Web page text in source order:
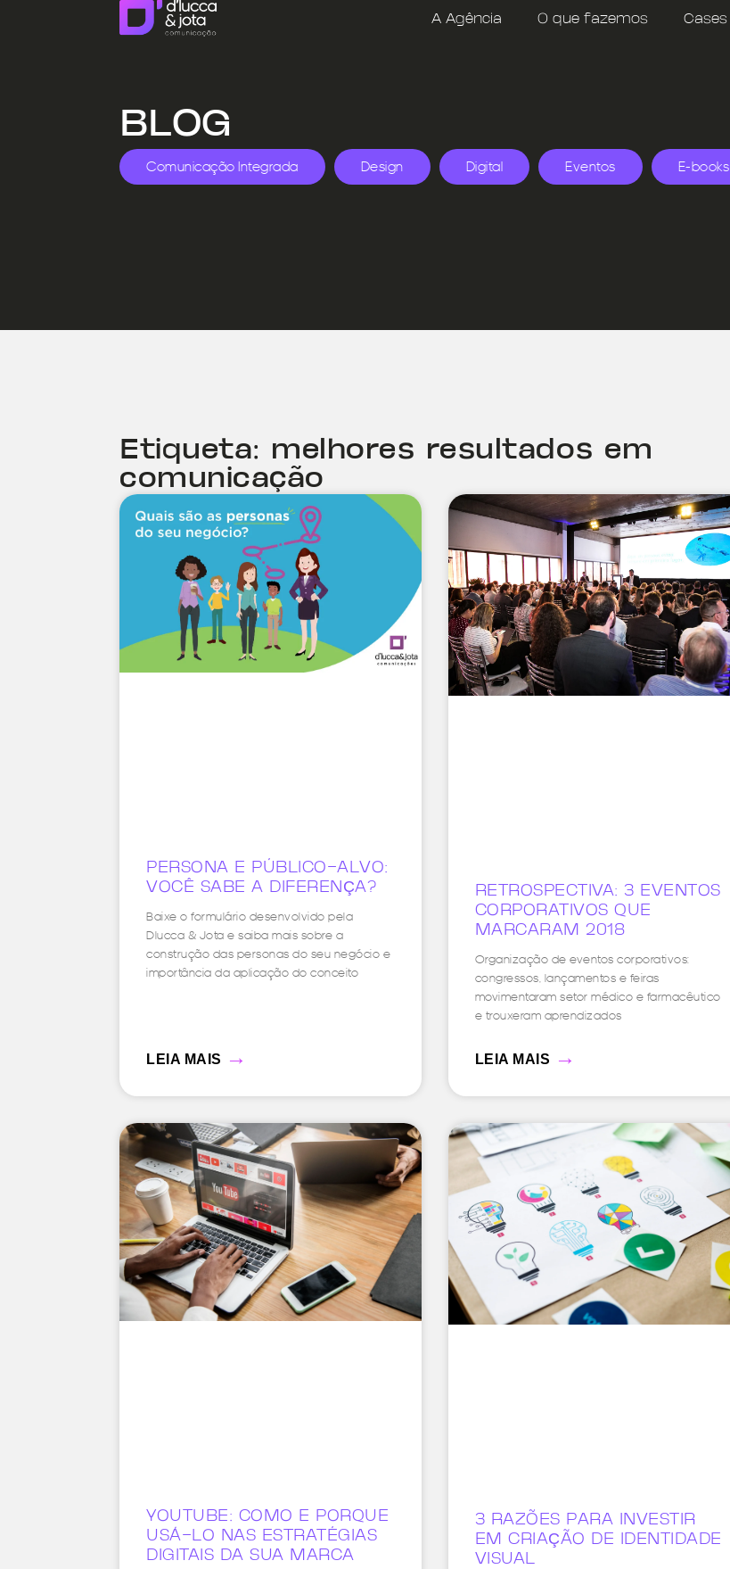
A Agência O que fazemos Cases
BLOG
Comunicação Integrada Design Digital Eventos E-books
Etiqueta: melhores resultados em
comunicação
PERSONA E PÚBLICO-ALVO:
VOCÊ SABE A DIFERENÇA?
Baixe o formulário desenvolvido pela
Dlucca & Jota e saiba mais sobre a
construção das personas do seu negócio e
importância da aplicação do conceito
LEIA MAIS →
RETROSPECTIVA: 3 EVENTOS
CORPORATIVOS QUE
MARCARAM 2018
Organização de eventos corporativos:
congressos, lançamentos e feiras
movimentaram setor médico e farmacêutico
e trouxeram aprendizados
LEIA MAIS →
YOUTUBE: COMO E PORQUE
USÁ-LO NAS ESTRATÉGIAS
DIGITAIS DA SUA MARCA
3 RAZÕES PARA INVESTIR
EM CRIAÇÃO DE IDENTIDADE
VISUAL